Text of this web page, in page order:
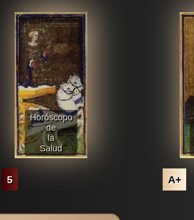
Horóscopo
de
la
Salud
5 A+